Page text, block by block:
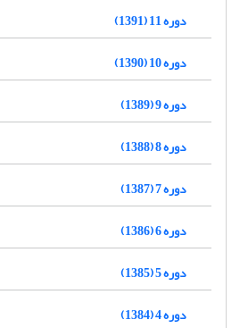
دوره 11 (1391)
دوره 10 (1390)
دوره 9 (1389)
دوره 8 (1388)
دوره 7 (1387)
دوره 6 (1386)
دوره 5 (1385)
دوره 4 (1384)